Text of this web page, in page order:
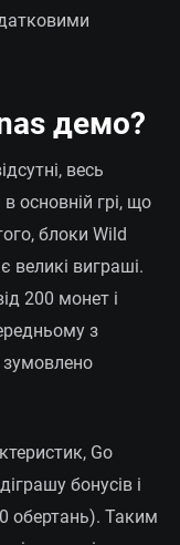
демо?
весь
основній грі, що
блоки Wild
великі виграші.
200 монет і
з
Go
бонусів і
обертань). Таким